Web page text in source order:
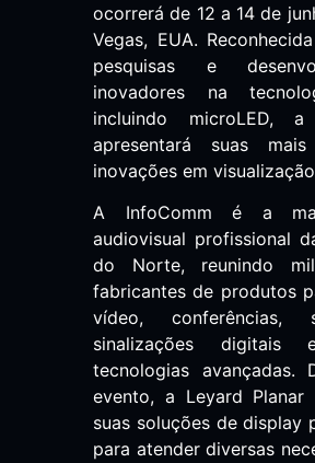
ocorrerá de 12 a 14 de
Vegas, EUA.
pesquisas e
inovadores na
incluindo microLED, a
apresentará suas mais
inovações em
A InfoComm é a
audiovisual profissional
do Norte, reunindo
fabricantes de produtos
vídeo, conferências,
sinalizações digitais
tecnologias avançadas.
evento, a Leyard Planar
suas soluções de display
para atender diversas